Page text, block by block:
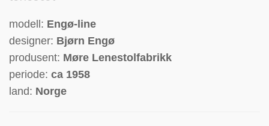
modell: Engø-line
designer: Bjørn Engø
produsent: Møre Lenestolfabrikk
periode: ca 1958
land: Norge